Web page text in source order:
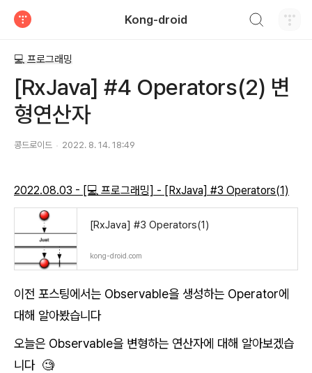
Kong-droid
💻 프로그래밍
[RxJava] #4 Operators(2) 변
형연산자
콩드로이드 2022. 8. 14. 18:49
2022.08.03 - [💻 프로그래밍] - [RxJava] #3 Operators(1)
[RxJava] #3 Operators(1)
kong-droid.com
이전 포스팅에서는 Observable을 생성하는 Operator에
대해 알아봤습니다
오늘은 Observable을 변형하는 연산자에 대해 알아보겠습
니다 🧐